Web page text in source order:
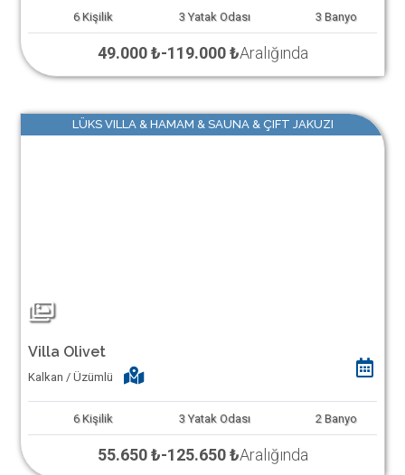
6 Kişilik 3 Yatak Odası 3 Banyo
49.000 ₺-119.000 ₺Aralığında
LÜKS VILLA & HAMAM & SAUNA & ÇIFT JAKUZI
Villa Olivet
Kalkan / Üzümlü
6 Kişilik 3 Yatak Odası 2 Banyo
55.650 ₺-125.650 ₺Aralığında